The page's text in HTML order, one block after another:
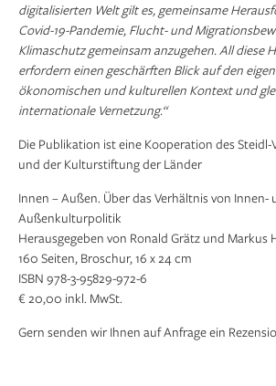
digitalisierten Welt gilt es, gemeinsame
Covid-19-Pandemie, Flucht- und
Klimaschutz gemeinsam anzugehen. All diese
erfordern einen geschärften Blick auf den
ökonomischen und kulturellen Kontext und
internationale Vernetzung.“
Die Publikation ist eine Kooperation des Steidl-
und der Kulturstiftung der Länder
Innen – Außen. Über das Verhältnis von Innen-
Außenkulturpolitik
Herausgegeben von Ronald Grätz und Markus
160 Seiten, Broschur, 16 x 24 cm
ISBN 978-3-95829-972-6
€ 20,00 inkl. MwSt.
Gern senden wir Ihnen auf Anfrage ein